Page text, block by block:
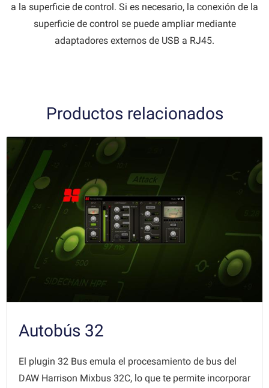
a la superficie de control. Si es necesario, la conexión de la
superficie de control se puede ampliar mediante
adaptadores externos de USB a RJ45.
Productos relacionados
Autobús 32
El plugin 32 Bus emula el procesamiento de bus del
DAW Harrison Mixbus 32C, lo que te permite incorporar